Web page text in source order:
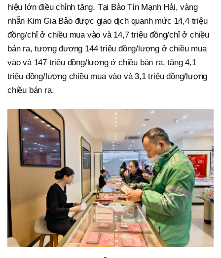
hiệu lớn điều chỉnh tăng. Tại Bảo Tín Mạnh Hải, vàng
nhẫn Kim Gia Bảo được giao dịch quanh mức 14,4 triệu
đồng/chỉ ở chiều mua vào và 14,7 triệu đồng/chỉ ở chiều
bán ra, tương đương 144 triệu đồng/lượng ở chiều mua
vào và 147 triệu đồng/lượng ở chiều bán ra, tăng 4,1
triệu đồng/lượng chiều mua vào và 3,1 triệu đồng/lượng
chiều bán ra.